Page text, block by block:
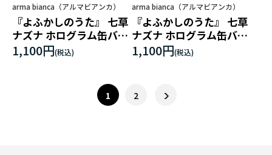
arma bianca（アルマビアンカ）
『よふかしのうた』 七草
ナズナ ホログラム缶バッ
ジ2個セット ver.D
1,100円
arma bianca（アルマビアンカ）
『よふかしのうた』 七草
ナズナ ホログラム缶バッ
ジ2個セット ver.E
1,100円
1 2